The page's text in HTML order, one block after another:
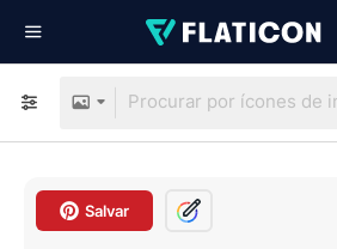
Salvar